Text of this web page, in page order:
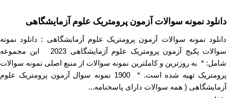
دانلود نمونه سوالات آزمون پرومتریک علوم آزمایشگاهی
دانلود نمونه سوالات آزمون پرومتریک علوم آزمایشگاهی : دانلود نمونه
سوالات پکیج آزمون پرومتریک علوم آزمایشگاهی 2023 این مجموعه
شامل: * به روزترین و کاملترین نمونه سوالات از منبع اصلی نمونه سوالات
پرومتریک تهیه شده است. * 1900 نمونه سوال آزمون پرومتریک علوم
آزمایشگاهی ( همه سوالات دارای پاسخنامه...